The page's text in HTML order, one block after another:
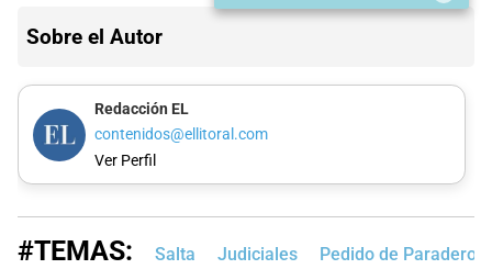
Sobre el Autor
Redacción EL
contenidos@ellitoral.com
Ver Perfil
#TEMAS: Salta Judiciales Pedido de Paradero